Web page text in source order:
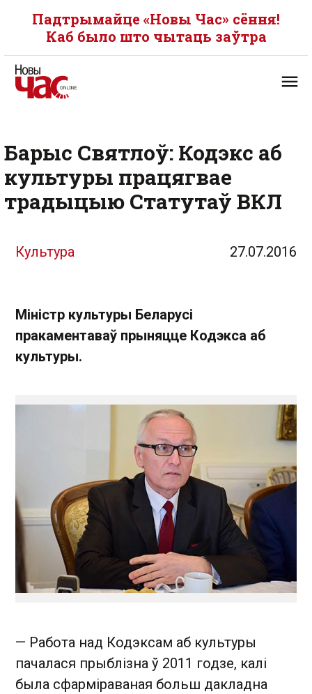
Падтрымайце «Новы Час» сёння!
Каб было што чытаць заўтра
Барыс Святлоў: Кодэкс аб
культуры працягвае
традыцыю Статутаў ВКЛ
Культура 27.07.2016
Міністр культуры Беларусі
пракаментаваў прыняцце Кодэкса аб
культуры.
— Работа над Кодэксам аб культуры
пачалася прыблізна ў 2011 годзе, калі
была сфарміраваная больш дакладна